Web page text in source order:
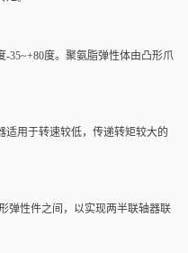
35~+80度。聚氨脂弹性体由凸形爪
用于转速较低，传递转矩较大的
弹性件之间，以实现两半联轴器联